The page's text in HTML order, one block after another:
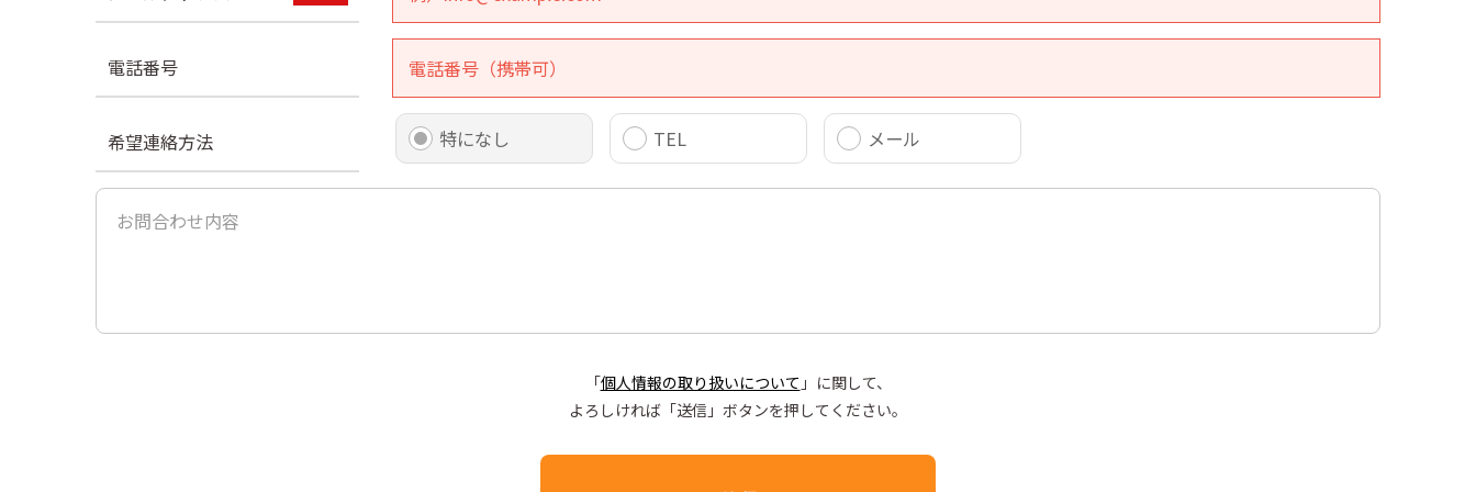
電話番号
希望連絡方法 特になし TEL メール
「個人情報の取り扱いについて 」に関して、
よろしければ「送信」ボタンを押してください。